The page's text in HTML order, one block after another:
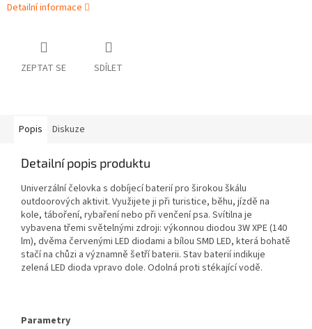
Detailní informace
ZEPTAT SE SDÍLET
Popis Diskuze
Detailní popis produktu
Univerzální čelovka s dobíjecí baterií pro širokou škálu
outdoorových aktivit. Využijete ji při turistice, běhu, jízdě na
kole, táboření, rybaření nebo při venčení psa. Svítilna je
vybavena třemi světelnými zdroji: výkonnou diodou 3W XPE (140
lm), dvěma červenými LED diodami a bílou SMD LED, která bohatě
stačí na chůzi a významně šetří baterii. Stav baterií indikuje
zelená LED dioda vpravo dole. Odolná proti stékající vodě.
Parametry